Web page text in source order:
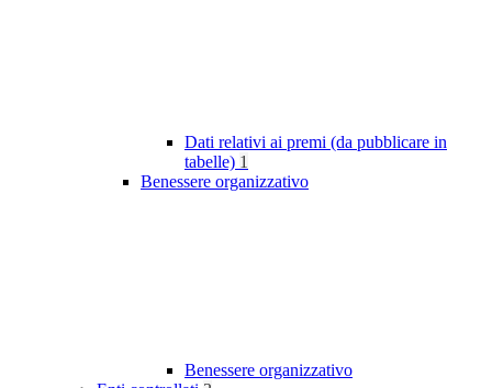
Dati relativi ai premi (da pubblicare in
tabelle) 1
Benessere organizzativo
Benessere organizzativo